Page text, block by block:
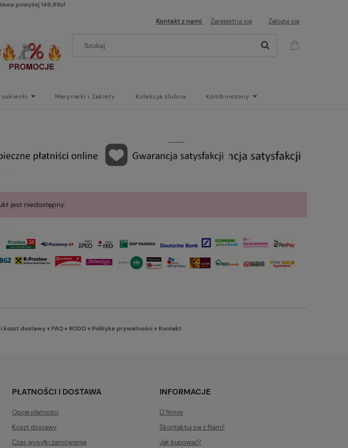
powyżej 149,99zł
Kontakt z nami Zarejestruj się Zaloguj się
Marynarki i Żakiety Kolekcja ślubna Kombinezony
jest niedostępny.
koszt dostawy♦ FAQ♦ RODO♦ Polityka prywatności♦ Kontakt
PŁATNOŚCI I DOSTAWA
Opcje płatności
Koszt dostawy
Czas wysyłki zamówienia
INFORMACJE
O firmie
Skontaktuj się z Nami!
Jak kupować?